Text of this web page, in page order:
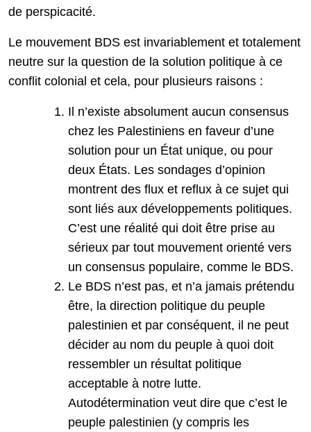
de perspicacité.
Le mouvement BDS est invariablement et totalement
neutre sur la question de la solution politique à ce
conflit colonial et cela, pour plusieurs raisons :
Il n’existe absolument aucun consensus
chez les Palestiniens en faveur d’une
solution pour un État unique, ou pour
deux États. Les sondages d’opinion
montrent des flux et reflux à ce sujet qui
sont liés aux développements politiques.
C’est une réalité qui doit être prise au
sérieux par tout mouvement orienté vers
un consensus populaire, comme le BDS.
Le BDS n’est pas, et n’a jamais prétendu
être, la direction politique du peuple
palestinien et par conséquent, il ne peut
décider au nom du peuple à quoi doit
ressembler un résultat politique
acceptable à notre lutte.
Autodétermination veut dire que c’est le
peuple palestinien (y compris les